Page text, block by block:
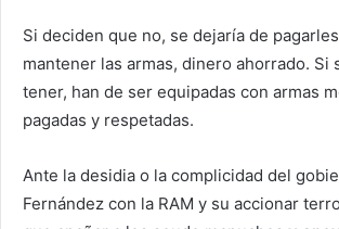
Si deciden que no, se dejaría de
mantener las armas, dinero ahorrado. Si
tener, han de ser equipadas con armas
pagadas y respetadas.
Ante la desidia o la complicidad del
Fernández con la RAM y su accionar